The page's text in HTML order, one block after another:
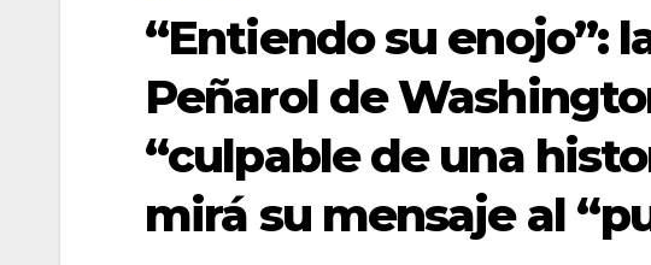
“Entiendo su enojo”:
Peñarol de
“culpable de una
mirá su mensaje al